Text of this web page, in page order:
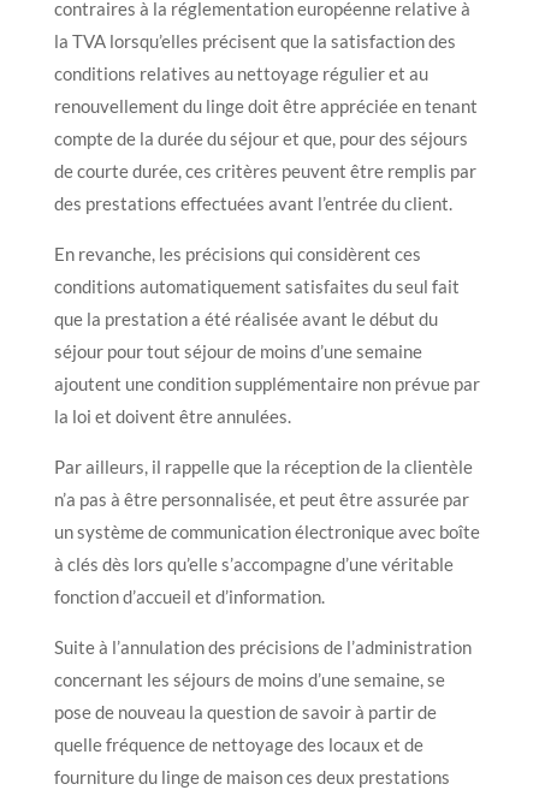
contraires à la réglementation européenne relative à
la TVA lorsqu’elles précisent que la satisfaction des
conditions relatives au nettoyage régulier et au
renouvellement du linge doit être appréciée en tenant
compte de la durée du séjour et que, pour des séjours
de courte durée, ces critères peuvent être remplis par
des prestations effectuées avant l’entrée du client.
En revanche, les précisions qui considèrent ces
conditions automatiquement satisfaites du seul fait
que la prestation a été réalisée avant le début du
séjour pour tout séjour de moins d’une semaine
ajoutent une condition supplémentaire non prévue par
la loi et doivent être annulées.
Par ailleurs, il rappelle que la réception de la clientèle
n’a pas à être personnalisée, et peut être assurée par
un système de communication électronique avec boîte
à clés dès lors qu’elle s’accompagne d’une véritable
fonction d’accueil et d’information.
Suite à l’annulation des précisions de l’administration
concernant les séjours de moins d’une semaine, se
pose de nouveau la question de savoir à partir de
quelle fréquence de nettoyage des locaux et de
fourniture du linge de maison ces deux prestations